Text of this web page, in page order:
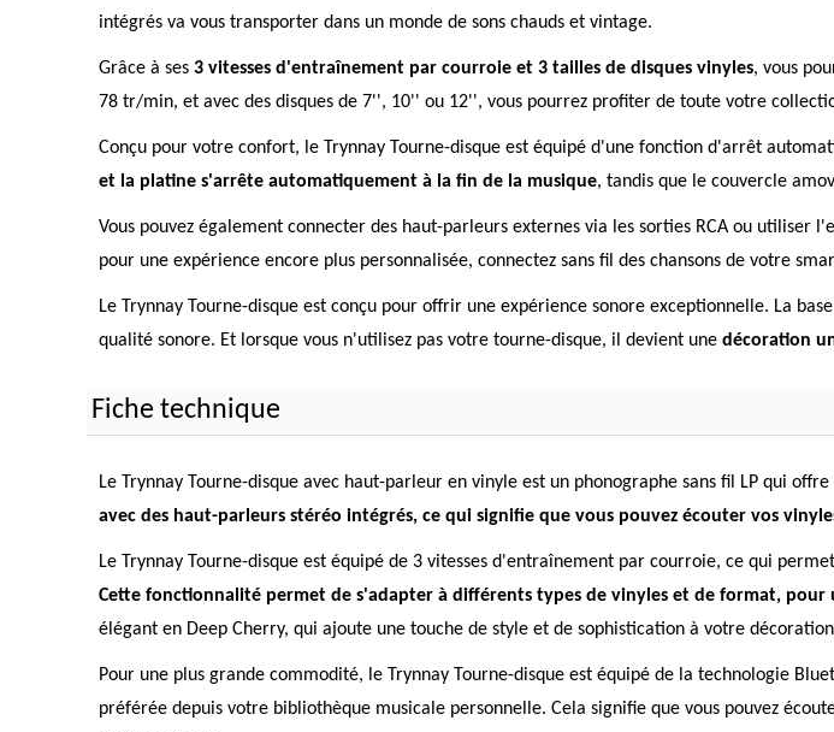
intégrés va vous transporter dans un monde de sons chauds et vintage.
Grâce à ses 3 vitesses d'entraînement par courroie et 3 tailles de disques vinyles, vous
78 tr/min, et avec des disques de 7'', 10'' ou 12'', vous pourrez profiter de toute votre
Conçu pour votre confort, le Trynnay Tourne-disque est équipé d'une fonction d'arrêt
et la platine s'arrête automatiquement à la fin de la musique, tandis que le couvercle
Vous pouvez également connecter des haut-parleurs externes via les sorties RCA ou
pour une expérience encore plus personnalisée, connectez sans fil des chansons de votre
Le Trynnay Tourne-disque est conçu pour offrir une expérience sonore exceptionnelle. La
qualité sonore. Et lorsque vous n'utilisez pas votre tourne-disque, il devient une décoration
Fiche technique
Le Trynnay Tourne-disque avec haut-parleur en vinyle est un phonographe sans fil LP qui
avec des haut-parleurs stéréo intégrés, ce qui signifie que vous pouvez écouter vos
Le Trynnay Tourne-disque est équipé de 3 vitesses d'entraînement par courroie, ce qui
Cette fonctionnalité permet de s'adapter à différents types de vinyles et de format, pour
élégant en Deep Cherry, qui ajoute une touche de style et de sophistication à votre
Pour une plus grande commodité, le Trynnay Tourne-disque est équipé de la technologie
préférée depuis votre bibliothèque musicale personnelle. Cela signifie que vous pouvez